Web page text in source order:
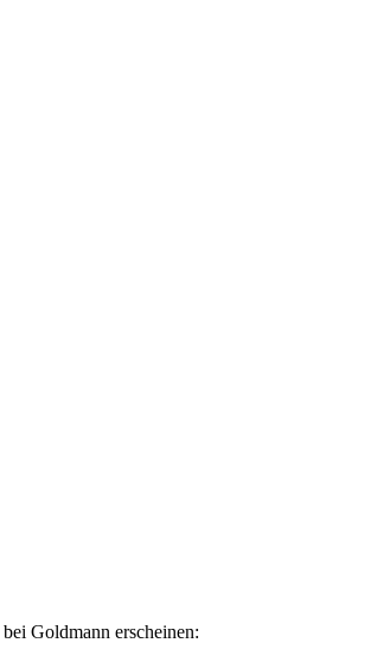
bei Goldmann erscheinen: